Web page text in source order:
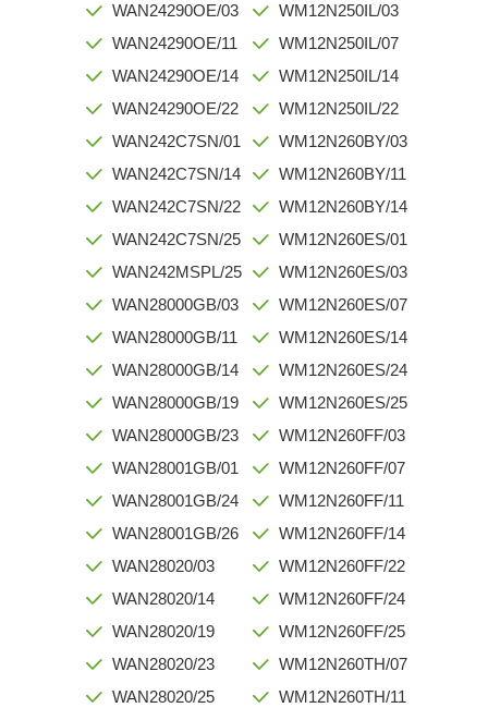
WAN24290OE/03
WAN24290OE/11
WAN24290OE/14
WAN24290OE/22
WAN242C7SN/01
WAN242C7SN/14
WAN242C7SN/22
WAN242C7SN/25
WAN242MSPL/25
WAN28000GB/03
WAN28000GB/11
WAN28000GB/14
WAN28000GB/19
WAN28000GB/23
WAN28001GB/01
WAN28001GB/24
WAN28001GB/26
WAN28020/03
WAN28020/14
WAN28020/19
WAN28020/23
WAN28020/25
WM12N250IL/03
WM12N250IL/07
WM12N250IL/14
WM12N250IL/22
WM12N260BY/03
WM12N260BY/11
WM12N260BY/14
WM12N260ES/01
WM12N260ES/03
WM12N260ES/07
WM12N260ES/14
WM12N260ES/24
WM12N260ES/25
WM12N260FF/03
WM12N260FF/07
WM12N260FF/11
WM12N260FF/14
WM12N260FF/22
WM12N260FF/24
WM12N260FF/25
WM12N260TH/07
WM12N260TH/11